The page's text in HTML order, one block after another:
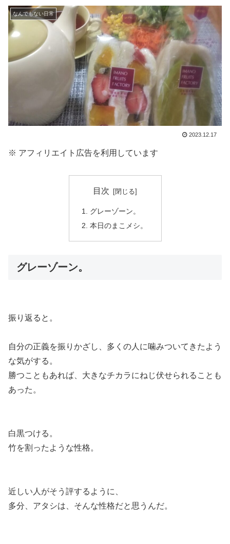
なんでもない日常
2023.12.17
※ アフィリエイト広告を利用しています
目次
グレーゾーン。
本日のまこメシ。
グレーゾーン。
振り返ると。
自分の正義を振りかざし、多くの人に噛みついてきたよう
な気がする。
勝つこともあれば、大きなチカラにねじ伏せられることも
あった。
白黒つける。
竹を割ったような性格。
近しい人がそう評するように、
多分、アタシは、そんな性格だと思うんだ。